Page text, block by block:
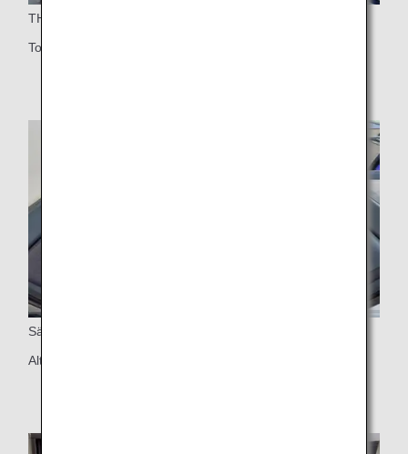
THE Room
Totalt 64 sittplatser i Business Class
Säteskonfiguration
Alternativ framåt- och bakåtvänd säteskonfiguration